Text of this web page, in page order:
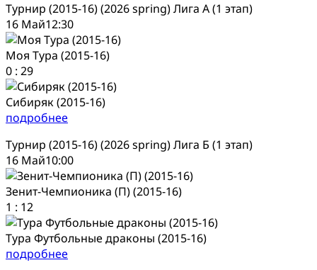
Турнир (2015-16) (2026 spring) Лига А (1 этап)
16 Май12:30
Моя Тура (2015-16)
0 : 29
Сибиряк (2015-16)
подробнее
Турнир (2015-16) (2026 spring) Лига Б (1 этап)
16 Май10:00
Зенит-Чемпионика (П) (2015-16)
1 : 12
Тура Футбольные драконы (2015-16)
подробнее